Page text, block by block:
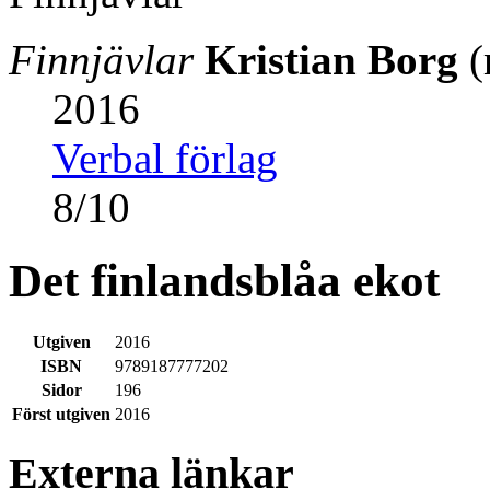
Finnjävlar Kristian Borg
2016
Verbal förlag
8/10
Det finlandsblåa ekot
Utgiven
2016
ISBN
9789187777202
Sidor
196
Först utgiven 2016
Externa länkar